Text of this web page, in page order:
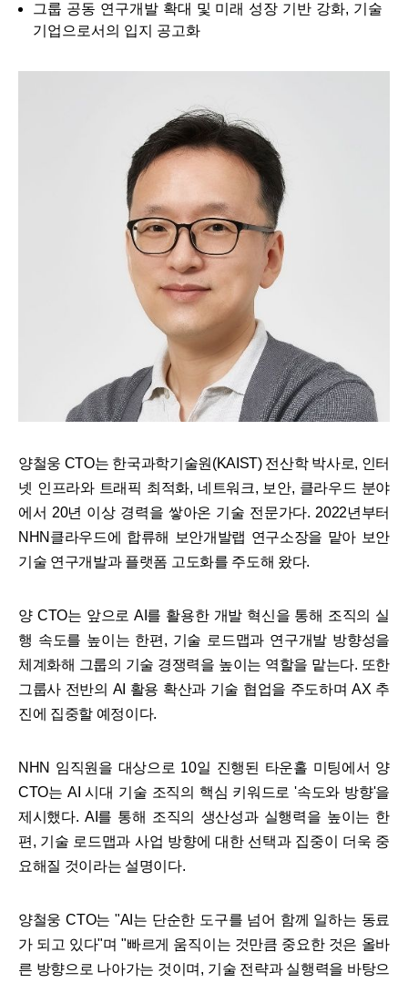
그룹 공동 연구개발 확대 및 미래 성장 기반 강화, 기술
기업으로서의 입지 공고화
양철웅 CTO는 한국과학기술원(KAIST) 전산학 박사로, 인터
넷 인프라와 트래픽 최적화, 네트워크, 보안, 클라우드 분야
에서 20년 이상 경력을 쌓아온 기술 전문가다. 2022년부터
NHN클라우드에 합류해 보안개발랩 연구소장을 맡아 보안
기술 연구개발과 플랫폼 고도화를 주도해 왔다.
양 CTO는 앞으로 AI를 활용한 개발 혁신을 통해 조직의 실
행 속도를 높이는 한편, 기술 로드맵과 연구개발 방향성을
체계화해 그룹의 기술 경쟁력을 높이는 역할을 맡는다. 또한
그룹사 전반의 AI 활용 확산과 기술 협업을 주도하며 AX 추
진에 집중할 예정이다.
NHN 임직원을 대상으로 10일 진행된 타운홀 미팅에서 양
CTO는 AI 시대 기술 조직의 핵심 키워드로 '속도와 방향'을
제시했다. AI를 통해 조직의 생산성과 실행력을 높이는 한
편, 기술 로드맵과 사업 방향에 대한 선택과 집중이 더욱 중
요해질 것이라는 설명이다.
양철웅 CTO는 "AI는 단순한 도구를 넘어 함께 일하는 동료
가 되고 있다"며 "빠르게 움직이는 것만큼 중요한 것은 올바
른 방향으로 나아가는 것이며, 기술 전략과 실행력을 바탕으